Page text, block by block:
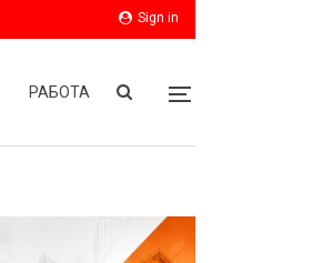
Sign in
РАБОТА